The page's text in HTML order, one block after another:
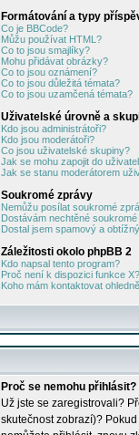
Formátování a typy
Co je BBCode?
Můžu používat HTML?
Co to jsou smajlíky?
Mohu přidávat obrázky?
Co to jsou oznámení?
Co to jsou důležitá témata?
Co to jsou uzamčená témata?
Uživatelské úrovně a
Kdo jsou administrátoři?
Kdo jsou moderátoři?
Co jsou uživatelské skupiny?
Jak se mohu zapojit do
Jak se stanu moderátorem
Soukromé zprávy
Nemůžu posílat soukromé
Dostávám nechtěné
Dostal jsem spamový a
Záležitosti okolo phpBB 2
Kdo napsal tento program?
Proč není k dispozici funkce X?
Koho mám kontaktovat
Proč se nemohu přihlásit?
Už jste se zaregistrovali?
skutečnost zobrazí)?